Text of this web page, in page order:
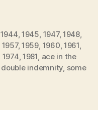
1944 1945 1947, 1948
1957, 1959 1960 1961
1974 1981 ace in the
double indemnity some